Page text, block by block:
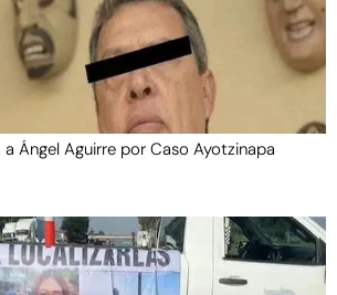
Ángel Aguirre por Caso Ayotzinapa